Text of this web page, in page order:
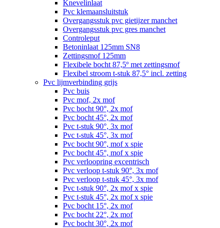
Knevelinlaat
Pvc klemaansluitstuk
Overgangsstuk pvc gietijzer manchet
Overgangsstuk pvc gres manchet
Controleput
Betoninlaat 125mm SN8
Zettingsmof 125mm
Flexibele bocht 87,5º met zettingsmof
Flexibel stroom t-stuk 87,5° incl. zetting
Pvc lijmverbinding grijs
Pvc buis
Pvc mof, 2x mof
Pvc bocht 90°, 2x mof
Pvc bocht 45°, 2x mof
Pvc t-stuk 90°, 3x mof
Pvc t-stuk 45°, 3x mof
Pvc bocht 90°, mof x spie
Pvc bocht 45°, mof x spie
Pvc verloopring excentrisch
Pvc verloop t-stuk 90°, 3x mof
Pvc verloop t-stuk 45°, 3x mof
Pvc t-stuk 90°, 2x mof x spie
Pvc t-stuk 45°, 2x mof x spie
Pvc bocht 15°, 2x mof
Pvc bocht 22°, 2x mof
Pvc bocht 30°, 2x mof